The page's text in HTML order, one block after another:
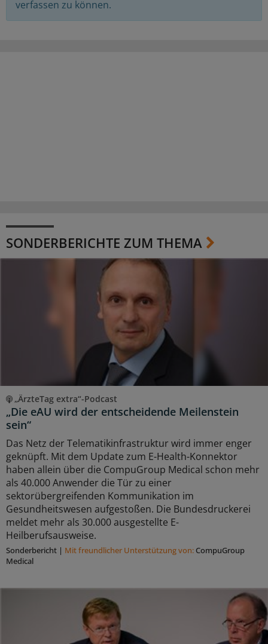
verfassen zu können.
SONDERBERICHTE ZUM THEMA
„ÄrzteTag extra“-Podcast
„Die eAU wird der entscheidende Meilenstein
sein“
Das Netz der Telematikinfrastruktur wird immer enger
geknüpft. Mit dem Update zum E-Health-Konnektor
haben allein über die CompuGroup Medical schon mehr
als 40.000 Anwender die Tür zu einer
sektorübergreifenden Kommunikation im
Gesundheitswesen aufgestoßen. Die Bundesdruckerei
meldet mehr als 30.000 ausgestellte E-
Heilberufsausweise.
Sonderbericht | Mit freundlicher Unterstützung von: CompuGroup
Medical